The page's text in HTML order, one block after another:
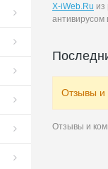
X-iWeb.Ru из
антивирусом
Отзывы и
Отзывы и